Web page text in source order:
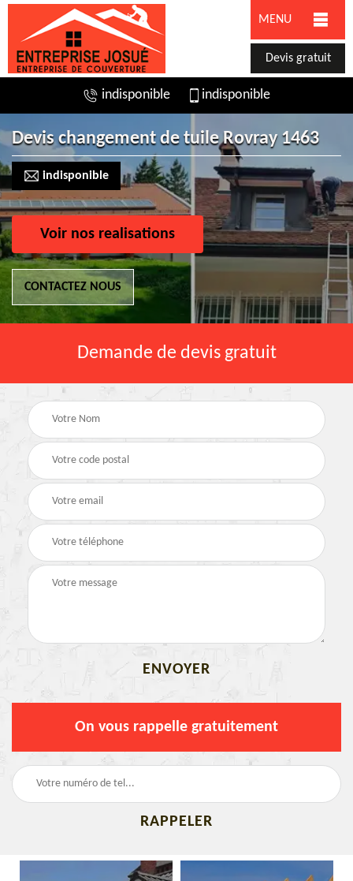
MENU
Devis gratuit
indisponible indisponible
Devis changement de tuile Rovray 1463
indisponible
Voir nos realisations
CONTACTEZ NOUS
Demande de devis gratuit
On vous rappelle gratuitement